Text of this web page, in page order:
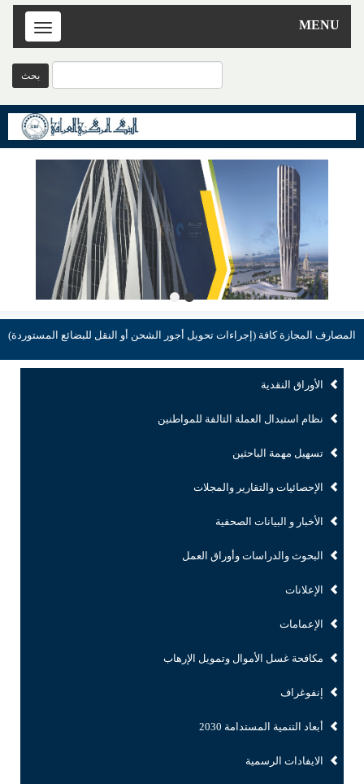
MENU
Toggle
المصارف المجازة كافة (إجراءات تحويل أجور الشحن أو النقل للبضائع المستوردة)
الأوراق النقدية
نظام استبدال العملة التالفة للمواطنين
تسهيل مهمة الباحثين
الإحصائيات والتقارير والمجلات
الأخبار و البيانات الصحفية
البحوث والدراسات وأوراق العمل
الإعلانات
الإعمامات
مكافحة غسل الأموال وتمويل الإرهاب
إنفوغراف
أبعاد التنمية المستدامة 2030
الايفادات الرسمية